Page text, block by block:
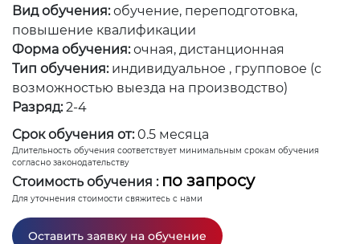
Вид обучения: обучение, переподготовка,
повышение квалификации
Форма обучения: очная, дистанционная
Тип обучения: индивидуальное , групповое (с
возможностью выезда на производство)
Разряд: 2-4
Срок обучения от: 0.5 месяца
Длительность обучения соответствует минимальным срокам обучения
согласно законодательству
Стоимость обучения : по запросу
Для уточнения стоимости свяжитесь с нами
Оставить заявку на обучение